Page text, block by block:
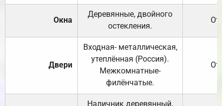
Окна
Деревянные, двойного
остекления.
Двери
Входная- металлическая,
утеплённая (Россия).
Межкомнатные-
филёнчатые.
Наличник деревянный,